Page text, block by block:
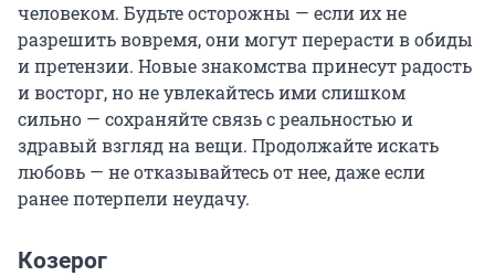
человеком. Будьте осторожны — если их не
разрешить вовремя, они могут перерасти в обиды
и претензии. Новые знакомства принесут радость
и восторг, но не увлекайтесь ими слишком
сильно — сохраняйте связь с реальностью и
здравый взгляд на вещи. Продолжайте искать
любовь — не отказывайтесь от нее, даже если
ранее потерпели неудачу.
Козерог